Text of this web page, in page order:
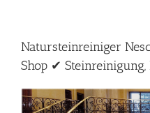
Natursteinreiniger
Shop ✔